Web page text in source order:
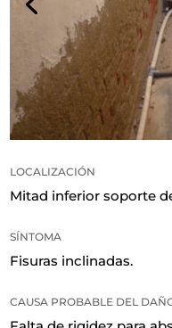
LOCALIZACIÓN
Mitad inferior soporte
SÍNTOMA
Fisuras inclinadas.
CAUSA PROBABLE DEL